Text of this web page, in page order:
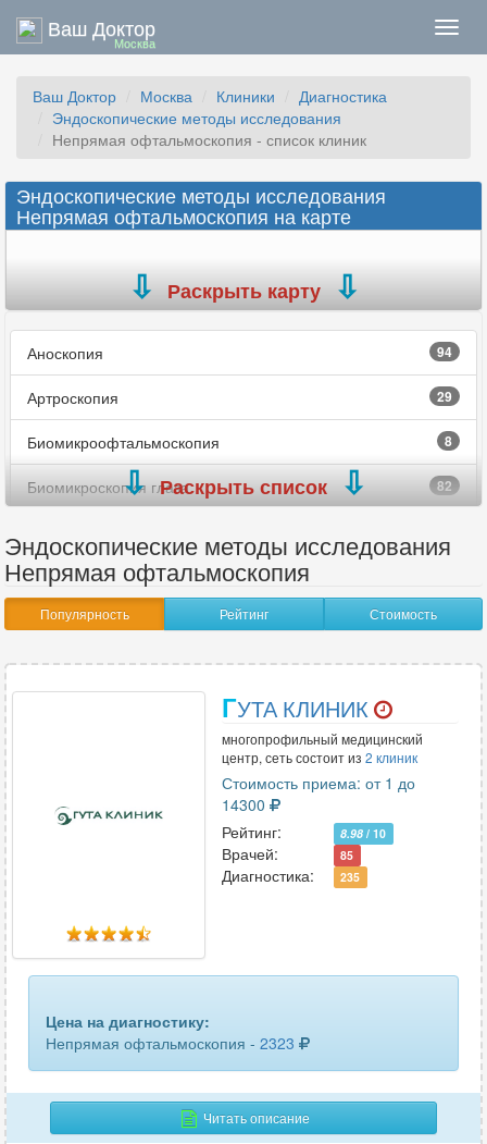
Ваш Доктор
Москва
Ваш Доктор Москва Клиники
Диагностика
Эндоскопические методы исследования
Непрямая офтальмоскопия - список клиник
Эндоскопические методы исследования
Непрямая офтальмоскопия на карте
Раскрыть карту
Аноскопия 94
Артроскопия 29
Биомикроофтальмоскопия 8
Биомикроскопия глаза 82
Капсульная эндоскопия
Колоноскопия 134
Кольпоскопия 251
Непрямая офтальмоскопия
Нефроскопия (пиелоскопия)
Отоскопия
Офтальмоскопия 76
Офтальмохромоскопия
Прямая офтальмоскопия 47
Ректороманоскопия 107
Раскрыть список
Эндоскопические методы исследования
Непрямая офтальмоскопия
Популярность Рейтинг Стоимость
ГУТА КЛИНИК
многопрофильный медицинский
центр, сеть состоит из 2 клиник
Стоимость приема: от 1 до
14300
Рейтинг:
8.98 / 10
Врачей: 85
Диагностика: 235
Цена на диагностику:
Непрямая офтальмоскопия - 2323
Читать описание